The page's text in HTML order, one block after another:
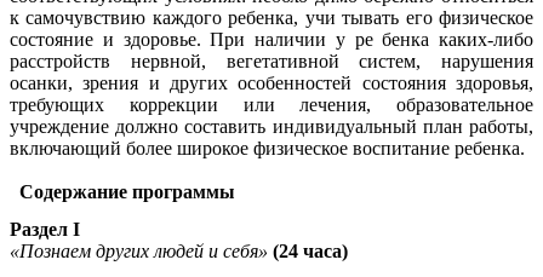
к самочувствию каждого ребенка, учи тывать его физическое
состояние и здоровье. При наличии у ре бенка каких-либо
расстройств нервной, вегетативной систем, нарушения
осанки, зрения и других особенностей состояния здоровья,
требующих коррекции или лечения, образовательное
учреждение должно составить индивидуальный план работы,
включающий более широкое физическое воспитание ребенка.
Содержание программы
Раздел I
«Познаем других людей и себя» (24 часа)